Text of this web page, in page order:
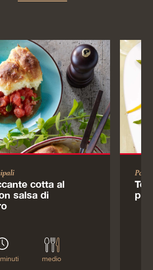
cotta al
salsa di
medio